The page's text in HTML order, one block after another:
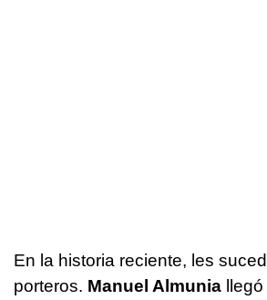
En la historia reciente, les
porteros. Manuel Almunia